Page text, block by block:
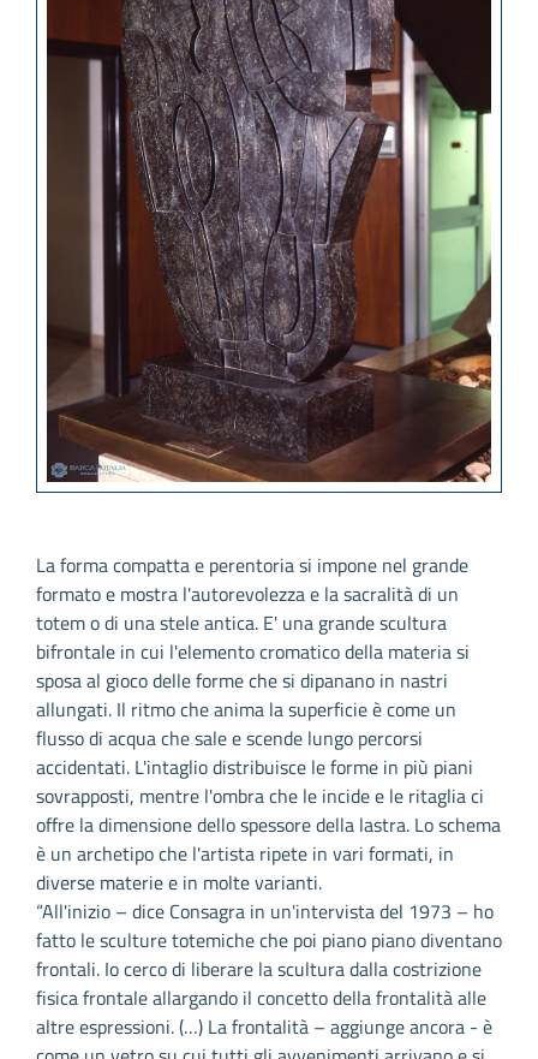
La forma compatta e perentoria si impone nel grande
formato e mostra l'autorevolezza e la sacralità di un
totem o di una stele antica. E' una grande scultura
bifrontale in cui l'elemento cromatico della materia si
sposa al gioco delle forme che si dipanano in nastri
allungati. Il ritmo che anima la superficie è come un
flusso di acqua che sale e scende lungo percorsi
accidentati. L'intaglio distribuisce le forme in più piani
sovrapposti, mentre l'ombra che le incide e le ritaglia ci
offre la dimensione dello spessore della lastra. Lo schema
è un archetipo che l'artista ripete in vari formati, in
diverse materie e in molte varianti.
“All'inizio – dice Consagra in un'intervista del 1973 – ho
fatto le sculture totemiche che poi piano piano diventano
frontali. Io cerco di liberare la scultura dalla costrizione
fisica frontale allargando il concetto della frontalità alle
altre espressioni. (…) La frontalità – aggiunge ancora - è